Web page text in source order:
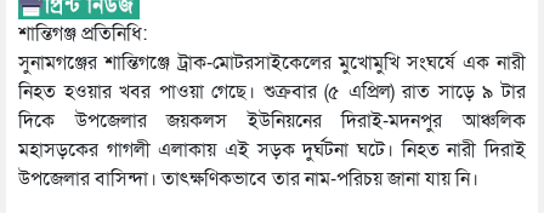
শান্তিগঞ্জ প্রতিনিধি:
সুনামগঞ্জের শান্তিগঞ্জে ট্রাক-মোটরসাইকেলের মুখোমুখি সংঘর্ষে এক নারী
নিহত হওয়ার খবর পাওয়া গেছে। শুক্রবার (৫ এপ্রিল) রাত সাড়ে ৯ টার
দিকে উপজেলার জয়কলস ইউনিয়নের দিরাই-মদনপুর আঞ্চলিক
মহাসড়কের গাগলী এলাকায় এই সড়ক দুর্ঘটনা ঘটে। নিহত নারী দিরাই
উপজেলার বাসিন্দা। তাৎক্ষণিকভাবে তার নাম-পরিচয় জানা যায় নি।